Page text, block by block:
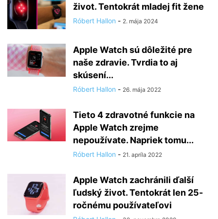
život. Tentokrát mladej fit žene
Róbert Hallon - 2. mája 2024
Apple Watch sú dôležité pre
naše zdravie. Tvrdia to aj
skúsení...
Róbert Hallon - 26. mája 2022
Tieto 4 zdravotné funkcie na
Apple Watch zrejme
nepoužívate. Napriek tomu...
Róbert Hallon - 21. apríla 2022
Apple Watch zachránili ďalší
ľudský život. Tentokrát len 25-
ročnému používateľovi